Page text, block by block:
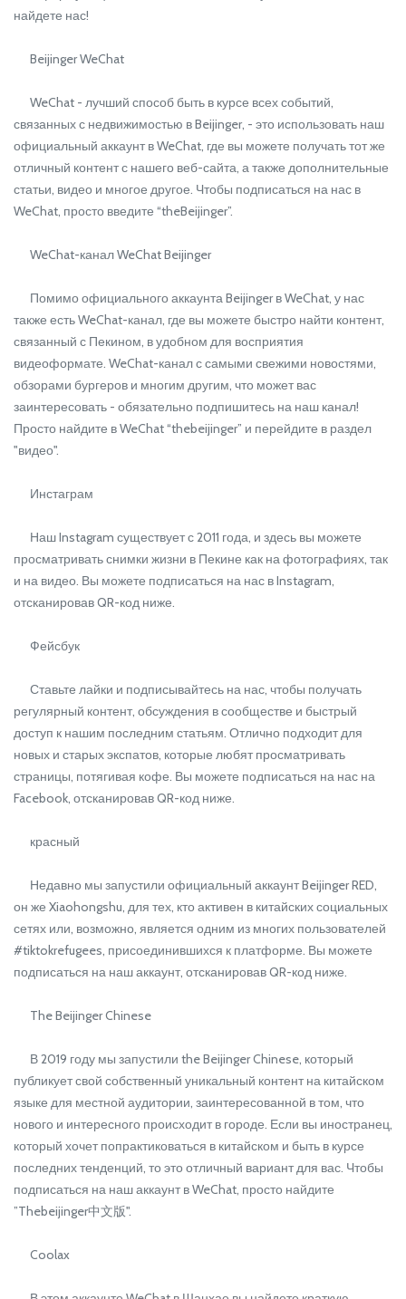
найдете нас!
Beijinger WeChat
WeChat - лучший способ быть в курсе всех событий,
связанных с недвижимостью в Beijinger, - это использовать наш
официальный аккаунт в WeChat, где вы можете получать тот же
отличный контент с нашего веб-сайта, а также дополнительные
статьи, видео и многое другое. Чтобы подписаться на нас в
WeChat, просто введите “theBeijinger”.
WeChat-канал WeChat Beijinger
Помимо официального аккаунта Beijinger в WeChat, у нас
также есть WeChat-канал, где вы можете быстро найти контент,
связанный с Пекином, в удобном для восприятия
видеоформате. WeChat-канал с самыми свежими новостями,
обзорами бургеров и многим другим, что может вас
заинтересовать - обязательно подпишитесь на наш канал!
Просто найдите в WeChat “thebeijinger” и перейдите в раздел
"видео".
Инстаграм
Наш Instagram существует с 2011 года, и здесь вы можете
просматривать снимки жизни в Пекине как на фотографиях, так
и на видео. Вы можете подписаться на нас в Instagram,
отсканировав QR-код ниже.
Фейсбук
Ставьте лайки и подписывайтесь на нас, чтобы получать
регулярный контент, обсуждения в сообществе и быстрый
доступ к нашим последним статьям. Отлично подходит для
новых и старых экспатов, которые любят просматривать
страницы, потягивая кофе. Вы можете подписаться на нас на
Facebook, отсканировав QR-код ниже.
красный
Недавно мы запустили официальный аккаунт Beijinger RED,
он же Xiaohongshu, для тех, кто активен в китайских социальных
сетях или, возможно, является одним из многих пользователей
#tiktokrefugees, присоединившихся к платформе. Вы можете
подписаться на наш аккаунт, отсканировав QR-код ниже.
The Beijinger Chinese
В 2019 году мы запустили the Beijinger Chinese, который
публикует свой собственный уникальный контент на китайском
языке для местной аудитории, заинтересованной в том, что
нового и интересного происходит в городе. Если вы иностранец,
который хочет попрактиковаться в китайском и быть в курсе
последних тенденций, то это отличный вариант для вас. Чтобы
подписаться на наш аккаунт в WeChat, просто найдите
”Thebeijinger中文版".
Coolax